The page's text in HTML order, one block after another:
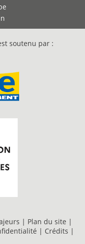
soutenu par :
| Plan du site |
| Crédits |